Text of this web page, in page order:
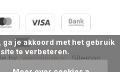
by Webdinge.nl Sitemap
je akkoord met het gebruik
te verbeteren.